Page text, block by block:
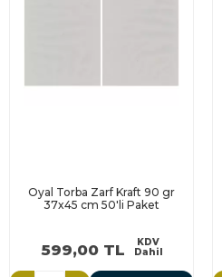
Oyal Torba Zarf Kraft 90 gr
37x45 cm 50'li Paket
599,00 TL
KDV
Dahil